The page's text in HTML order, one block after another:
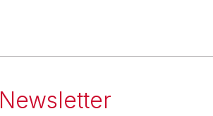
Newsletter